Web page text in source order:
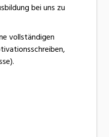
bei uns zu
vollständigen